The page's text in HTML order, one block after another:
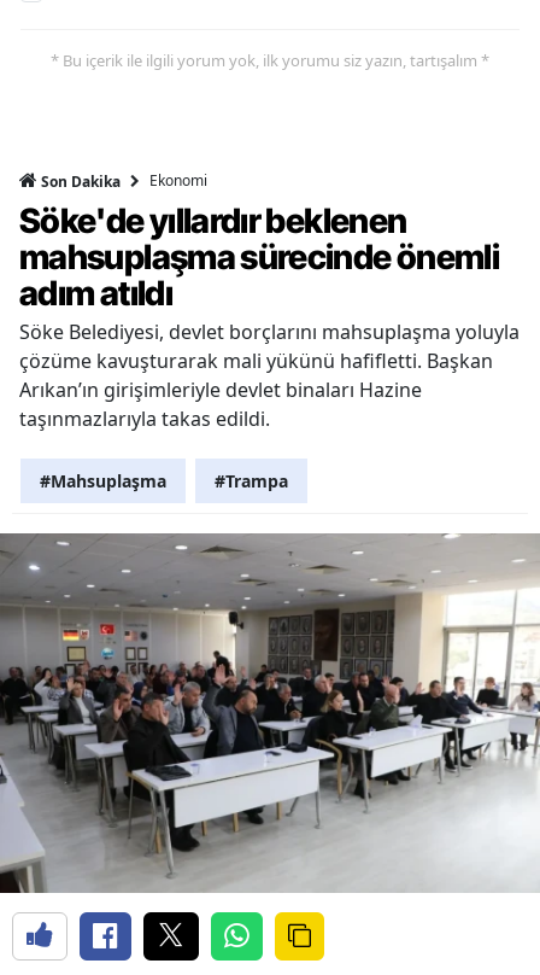
* Bu içerik ile ilgili yorum yok, ilk yorumu siz yazın, tartışalım *
Son Dakika Ekonomi
Söke'de yıllardır beklenen
mahsuplaşma sürecinde önemli
adım atıldı
Söke Belediyesi, devlet borçlarını mahsuplaşma yoluyla
çözüme kavuşturarak mali yükünü hafifletti. Başkan
Arıkan’ın girişimleriyle devlet binaları Hazine
taşınmazlarıyla takas edildi.
#Mahsuplaşma #Trampa